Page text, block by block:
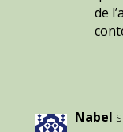
de
Nabel